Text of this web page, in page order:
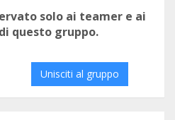
solo ai teamer e ai
questo gruppo.
Unisciti al gruppo